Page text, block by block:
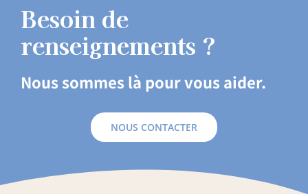
Besoin de
renseignements ?
Nous sommes là pour vous aider.
NOUS CONTACTER